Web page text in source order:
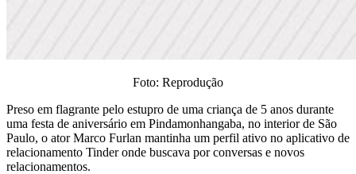
Foto: Reprodução
Preso em flagrante pelo estupro de uma criança de 5 anos durante
uma festa de aniversário em Pindamonhangaba, no interior de São
Paulo, o ator Marco Furlan mantinha um perfil ativo no aplicativo de
relacionamento Tinder onde buscava por conversas e novos
relacionamentos.